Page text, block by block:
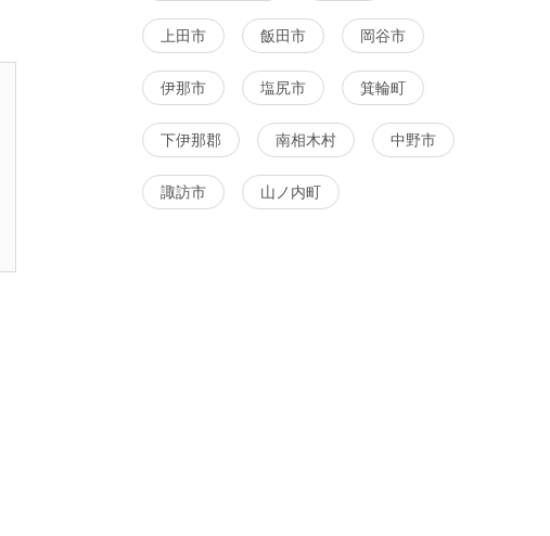
上田市 飯田市 岡谷市
伊那市 塩尻市 箕輪町
下伊那郡 南相木村 中野市
諏訪市 山ノ内町